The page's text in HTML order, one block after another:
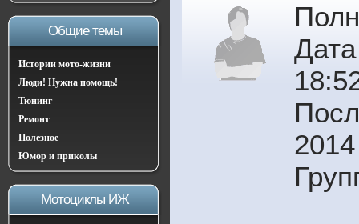
Общие темы
Истории мото-жизни
Люди! Нужна помощь!
Тюнинг
Ремонт
Полезное
Юмор и приколы
Мотоциклы ИЖ